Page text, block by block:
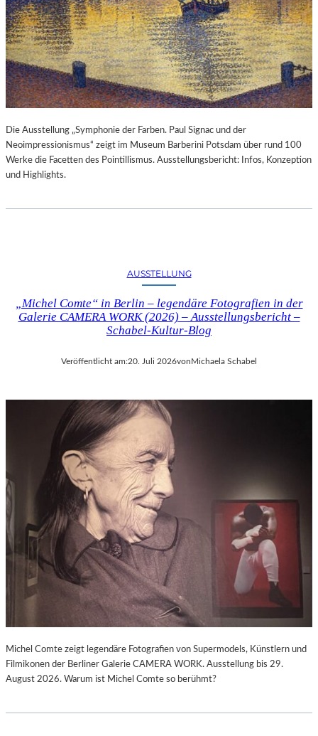
Die Ausstellung „Symphonie der Farben. Paul Signac und der
Neoimpressionismus“ zeigt im Museum Barberini Potsdam über rund 100
Werke die Facetten des Pointillismus. Ausstellungsbericht: Infos, Konzeption
und Highlights.
AUSSTELLUNG
„Michel Comte“ in Berlin – legendäre Fotografien in der
Galerie CAMERA WORK (2026) – Ausstellungsbericht –
Schabel-Kultur-Blog
Veröffentlicht am:20. Juli 2026vonMichaela Schabel
Michel Comte zeigt legendäre Fotografien von Supermodels, Künstlern und
Filmikonen der Berliner Galerie CAMERA WORK. Ausstellung bis 29.
August 2026. Warum ist Michel Comte so berühmt?